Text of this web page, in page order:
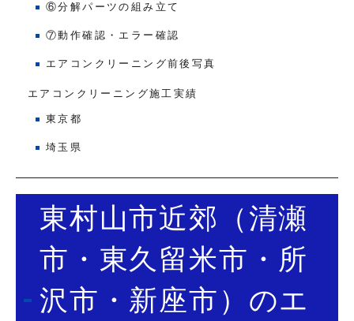
⑥分解パーツの組み立て
⑦動作確認・エラー確認
エアコンクリーニング前後写真
エアコンクリーニング施工実績
東京都
埼玉県
東村山市近郊（清瀬
市・東久留米市・所
沢市・新座市）のエ